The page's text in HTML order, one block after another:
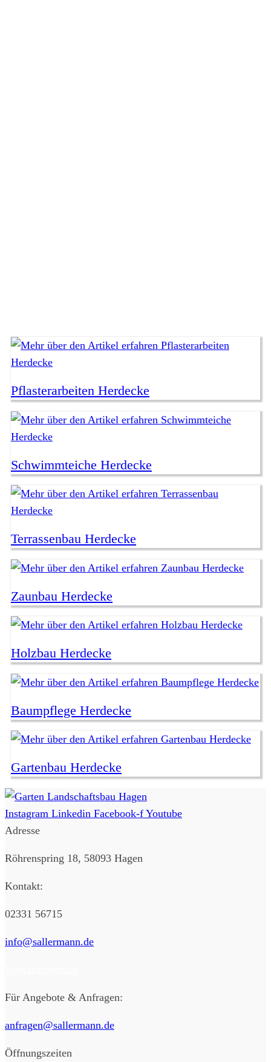
Pflasterarbeiten Herdecke
Schwimmteiche Herdecke
Terrassenbau Herdecke
Zaunbau Herdecke
Holzbau Herdecke
Baumpflege Herdecke
Gartenbau Herdecke
Instagram Linkedin Facebook-f Youtube
Adresse
Röhrenspring 18, 58093 Hagen
Kontakt:
02331 56715
info@sallermann.de
Für Angebote & Anfragen:
anfragen@sallermann.de
Öffnungszeiten